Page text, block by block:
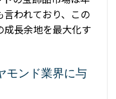
われており、この
長余地を最大化す
モンド業界に与